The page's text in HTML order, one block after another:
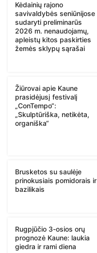
Kėdainių rajono
savivaldybės seniūnijose
sudaryti preliminarūs
2026 m. nenaudojamų,
apleistų kitos paskirties
žemės sklypų sąrašai
Žiūrovai apie Kaune
prasidėjusį festivalį
„ConTempo“:
„Skulptūriška, netikėta,
organiška“
Brusketos su saulėje
prinokusiais pomidorais ir
bazilikais
Rugpjūčio 3-osios orų
prognozė Kaune: laukia
giedra ir rami diena